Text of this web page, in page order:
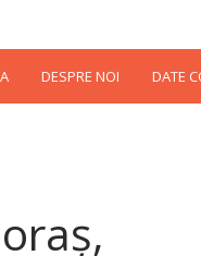
DESPRE NOI DATE